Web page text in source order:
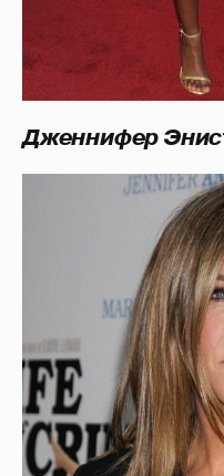
Дженнифер